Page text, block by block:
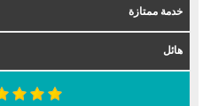
خدمة ممتازة
هائل